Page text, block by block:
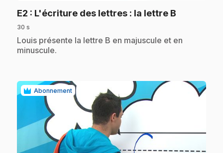
E2 : L'écriture des lettres : la lettre B
30 s
.Louis présente la lettre B en majuscule et en
minuscule.
Abonnement